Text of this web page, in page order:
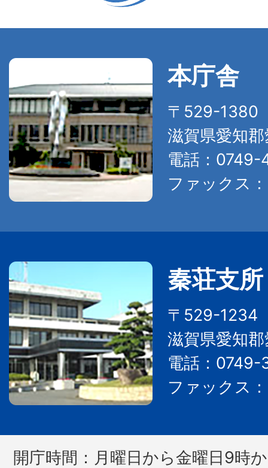
本庁舎
〒529-
滋賀県愛知
電話：0749-
ファックス
秦荘支所
〒529-
滋賀県愛知
電話：0749-
ファックス
開庁時間： 月曜日から金曜日9時